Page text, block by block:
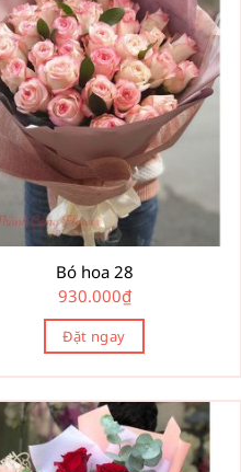
Bó hoa 28
930.000₫
Đặt ngay